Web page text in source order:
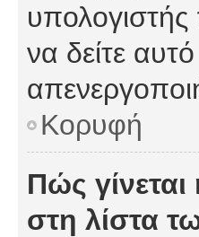
να δείτε αυτό
Κορυφή
Πώς
στη λίστα